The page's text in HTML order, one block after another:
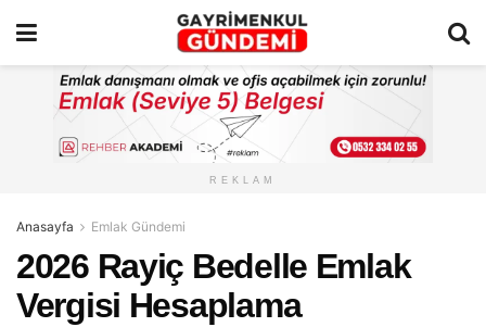
REKLAM
Anasayfa Emlak Gündemi
2026 Rayiç Bedelle Emlak
Vergisi Hesaplama